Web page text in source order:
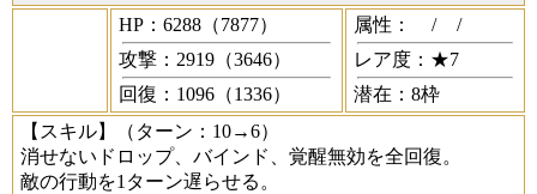
HP：6288（7877）
攻撃：2919（3646）
回復：1096（1336）
属性： /
/
レア度：★7
潜在：8枠
【スキル】
（ターン：10→6）
消せないドロップ、バインド、覚醒無効を全回復。
敵の行動を1ターン遅らせる。